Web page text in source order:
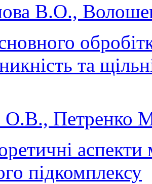
В.О.,
та
О.В., Петренко
аспекти
підкомплексу